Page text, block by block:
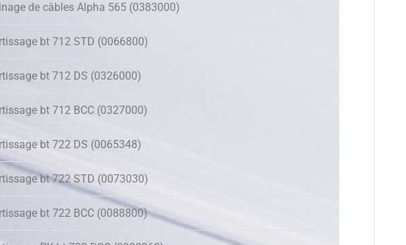
de câbles Alpha 565 (0383000)
bt 712 STD (0066800)
bt 712 DS (0326000)
bt 712 BCC (0327000)
bt 722 DS (0065348)
bt 722 STD (0073030)
bt 722 BCC (0088800)